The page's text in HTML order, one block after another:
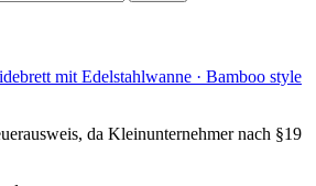
mit Edelstahlwanne · Bamboo style
da Kleinunternehmer nach §19